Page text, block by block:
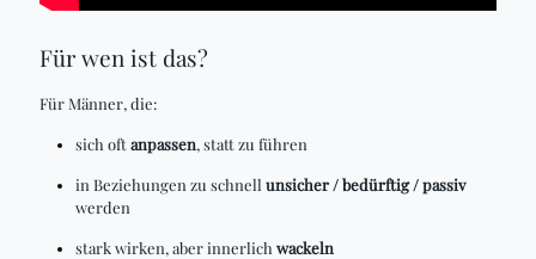
Für wen ist das?
Für Männer, die:
sich oftanpassen, statt zu führen
in Beziehungen zu schnell unsicher / bedürftig / passiv
werden
stark wirken, aber innerlich wackeln